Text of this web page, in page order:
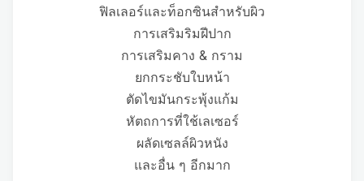
ฟิลเลอร์และท็อกซินสำหรับผิว
การเสริมริมฝีปาก
การเสริมคาง & กราม
ยกกระชับใบหน้า
ตัดไขมันกระพุ้งแก้ม
หัตถการที่ใช้เลเซอร์
ผลัดเซลล์ผิวหนัง
และอื่น ๆ อีกมาก